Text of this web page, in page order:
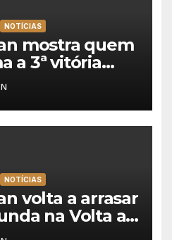
NOTÍCIAS
mostra quem
a 3ª vitória
Volta a
NOTÍCIAS
volta a arrasar
na Volta a